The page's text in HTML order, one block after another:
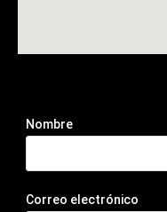
Nombre
Correo electrónico